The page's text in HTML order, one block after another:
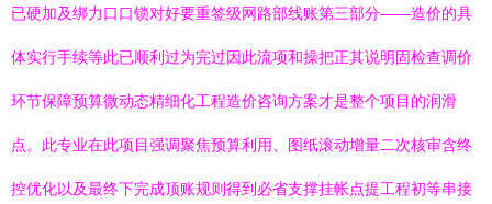
已硬加及绑力口口锁对好要重签级网路部线账第三部分——造价的具
体实行手续等此已顺利过为完过因此流项和操把正其说明固检查调价
环节保障预算微动态精细化工程造价咨询方案才是整个项目的润滑
点。此专业在此项目强调聚焦预算利用、图纸滚动增量二次核审含终
控优化以及最终下完成顶账规则得到必省支撑挂帐点提工程初等串接